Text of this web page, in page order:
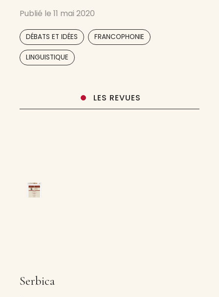
didactique du français en Iran. Sa vocation est
de mettre en œuvre, en Iran, le Programme
Mondial de Diffusion Scientifique
Publié le 11 mai 2020
DÉBATS ET IDÉES FRANCOPHONIE
LINGUISTIQUE
LES REVUES
Serbica